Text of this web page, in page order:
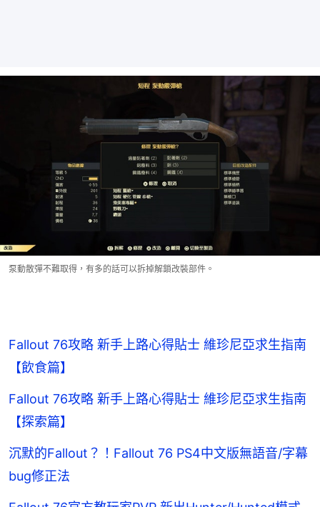
泵動散彈不難取得，有多的話可以拆掉解鎖改裝部件。
Fallout 76攻略 新手上路心得貼士 維珍尼亞求生指南
【飲食篇】
Fallout 76攻略 新手上路心得貼士 維珍尼亞求生指南
【探索篇】
沉默的Fallout？！Fallout 76 PS4中文版無語音/字幕
bug修正法